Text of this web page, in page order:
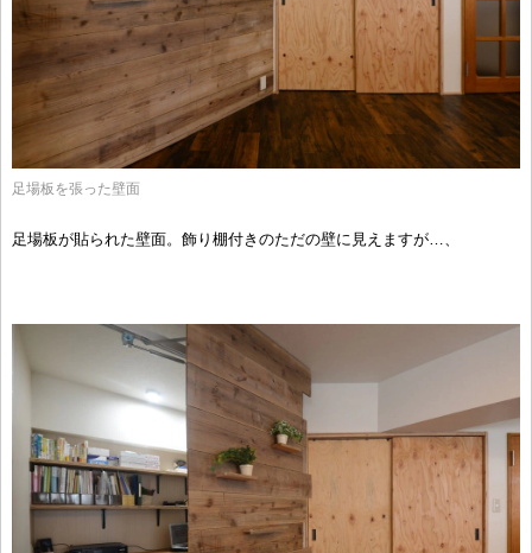
足場板を張った壁面
足場板が貼られた壁面。飾り棚付きのただの壁に見えますが…、